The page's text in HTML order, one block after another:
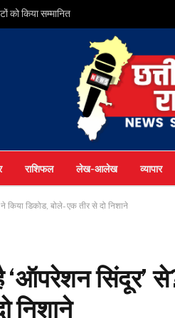
को किया सम्मानित
राशिफल लेख-आलेख व्यापार
किया डिकोड, बोले- एक तीर से दो निशाने
‘ऑपरेशन सिंदूर’
निशाने